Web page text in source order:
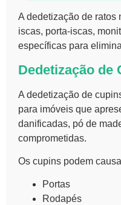
A dedetização de ratos
iscas, porta-iscas,
específicas para
Dedetização de
A dedetização de
para imóveis que
danificadas, pó de
comprometidas.
Os cupins podem
Portas
Rodapés